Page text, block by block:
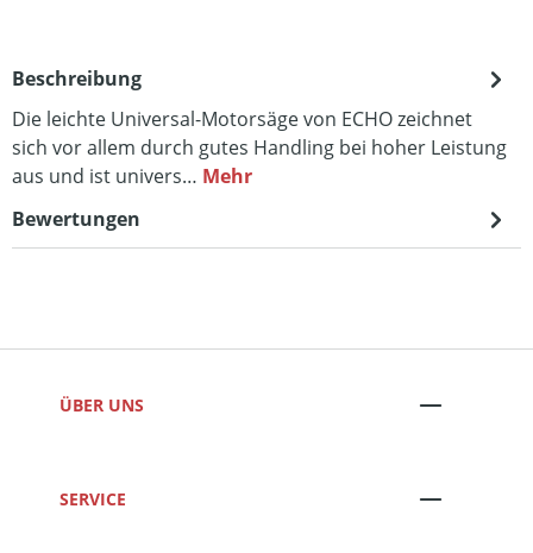
Beschreibung
Die leichte Universal-Motorsäge von ECHO zeichnet
sich vor allem durch gutes Handling bei hoher Leistung
aus und ist univers… Mehr
Bewertungen
ÜBER UNS
SERVICE